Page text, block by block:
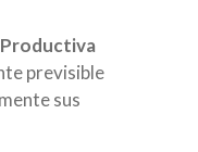
previsible
sus